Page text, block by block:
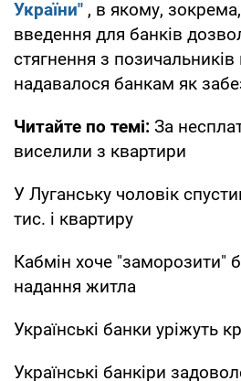
України" , в якому,
введення для банків
стягнення з
надавалося банкам як
Читайте по темі: За
виселили з квартири
У Луганську чоловік
тис. і квартиру
Кабмін хоче "заморозити"
надання житла
Українські банки уріжуть
Українські банкіри